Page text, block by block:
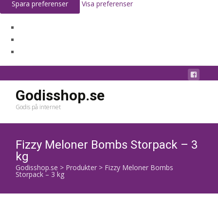
Spara preferenser Visa preferenser
Godisshop.se
Godis på internet
Fizzy Meloner Bombs Storpack – 3
kg
Godisshop.se > Produkter > Fizzy Meloner Bombs
Storpack – 3 kg